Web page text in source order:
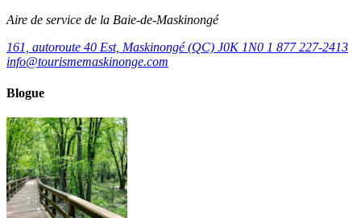
Aire de service de la Baie-de-Maskinongé
161, autoroute 40 Est, Maskinongé (QC) J0K 1N0 1 877 227-2413
info@tourismemaskinonge.com
Blogue